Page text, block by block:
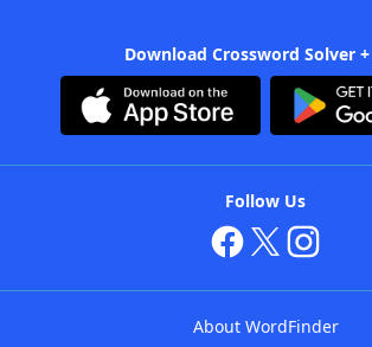
Download Crossword Solver
Follow Us
About WordFinder